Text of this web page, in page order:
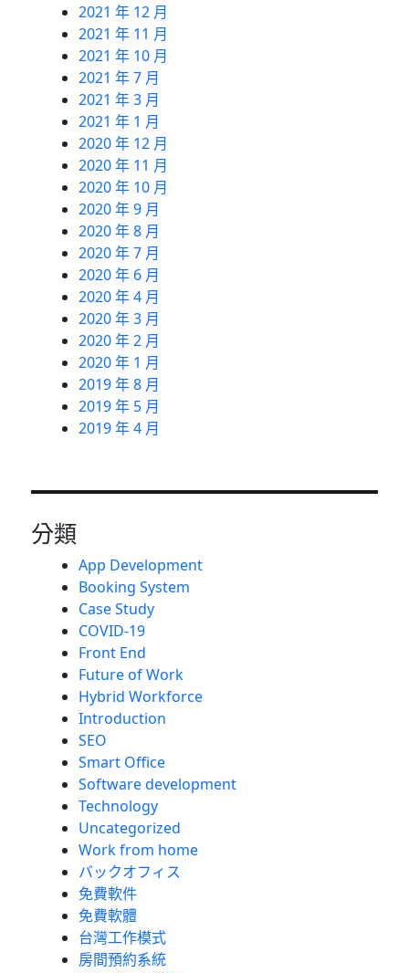
2021 年 12 月
2021 年 11 月
2021 年 10 月
2021 年 7 月
2021 年 3 月
2021 年 1 月
2020 年 12 月
2020 年 11 月
2020 年 10 月
2020 年 9 月
2020 年 8 月
2020 年 7 月
2020 年 6 月
2020 年 4 月
2020 年 3 月
2020 年 2 月
2020 年 1 月
2019 年 8 月
2019 年 5 月
2019 年 4 月
分類
App Development
Booking System
Case Study
COVID-19
Front End
Future of Work
Hybrid Workforce
Introduction
SEO
Smart Office
Software development
Technology
Uncategorized
Work from home
バックオフィス
免費軟件
免費軟體
台灣工作模式
房間預約系統